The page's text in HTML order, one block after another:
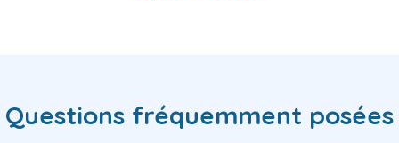
Questions fréquemment posées